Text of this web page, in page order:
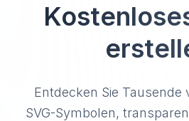
Entdecken Sie Tausende
SVG-Symbolen,